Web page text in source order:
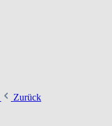
Zurück